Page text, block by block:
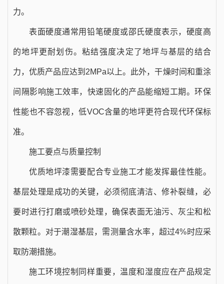
力。
表面硬度通常用铅笔硬度或邵氏硬度表示，硬度高
的地坪更耐划伤。粘结强度决定了地坪与基层的结合
力，优质产品应达到2MPa以上。此外，干燥时间和重涂
间隔影响施工效率，快速固化的产品能缩短工期。环保
性能也不容忽视，低VOC含量的地坪更符合现代环保标
准。
施工要点与质量控制
优质地坪漆需要配合专业施工才能发挥最佳性能。
基层处理是成功的关键，必须彻底清洁、修补裂缝，必
要时进行打磨或喷砂处理，确保表面无油污、灰尘和松
散颗粒。对于潮湿基层，需测量含水率，超过4%时应采
取防潮措施。
施工环境控制同样重要，温度和湿度应在产品规定